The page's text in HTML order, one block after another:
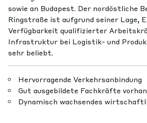
sowie an Budapest. Der nordöstliche
Ringstraße ist aufgrund seiner Lage,
Verfügbarkeit qualifizierter
Infrastruktur bei Logistik- und
sehr beliebt.
Hervorragende Verkehrsanbindung
Gut ausgebildete Fachkräfte
Dynamisch wachsendes